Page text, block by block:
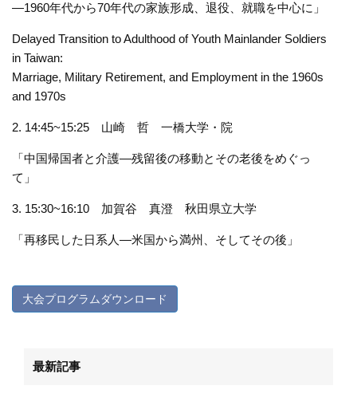
—1960年代から70年代の家族形成、退役、就職を中心に」
Delayed Transition to Adulthood of Youth Mainlander Soldiers
in Taiwan:
Marriage, Military Retirement, and Employment in the 1960s
and 1970s
2. 14:45~15:25 山崎 哲 一橋大学・院
「中国帰国者と介護—残留後の移動とその老後をめぐっ
て」
3. 15:30~16:10 加賀谷 真澄 秋田県立大学
「再移民した日系人―米国から満州、そしてその後」
大会プログラムダウンロード
最新記事